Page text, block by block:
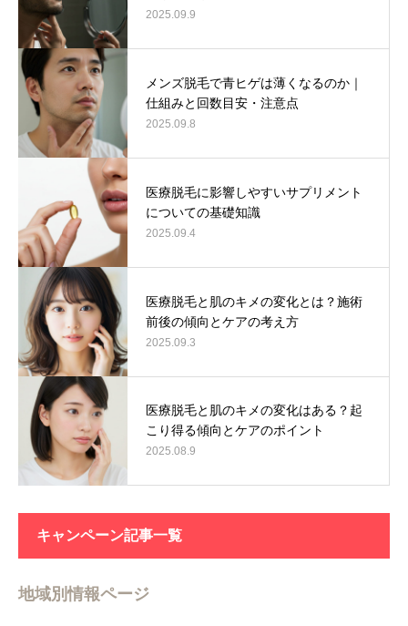
2025.09.9
メンズ脱毛で青ヒゲは薄くなるのか｜
仕組みと回数目安・注意点
2025.09.8
医療脱毛に影響しやすいサプリメント
についての基礎知識
2025.09.4
医療脱毛と肌のキメの変化とは？施術
前後の傾向とケアの考え方
2025.09.3
医療脱毛と肌のキメの変化はある？起
こり得る傾向とケアのポイント
2025.08.9
キャンペーン記事一覧
地域別情報ページ